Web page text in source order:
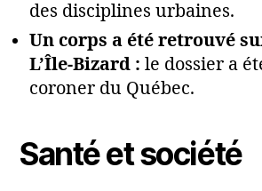
des disciplines urbaines.
Un corps a été retrouvé
L’Île-Bizard : le dossier a
coroner du Québec.
Santé et société